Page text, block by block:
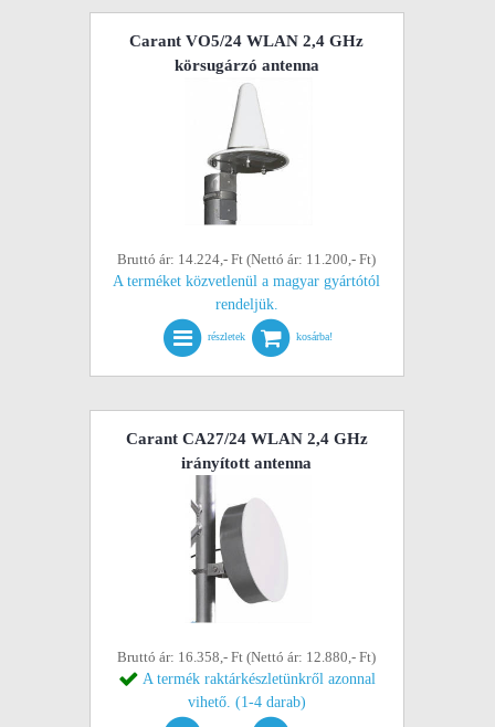
Carant VO5/24 WLAN 2,4 GHz
körsugárzó antenna
Bruttó ár: 14.224,- Ft (Nettó ár: 11.200,- Ft)
A terméket közvetlenül a magyar gyártótól
rendeljük.
részletek kosárba!
Carant CA27/24 WLAN 2,4 GHz
irányított antenna
Bruttó ár: 16.358,- Ft (Nettó ár: 12.880,- Ft)
A termék raktárkészletünkről azonnal
vihető. (1-4 darab)